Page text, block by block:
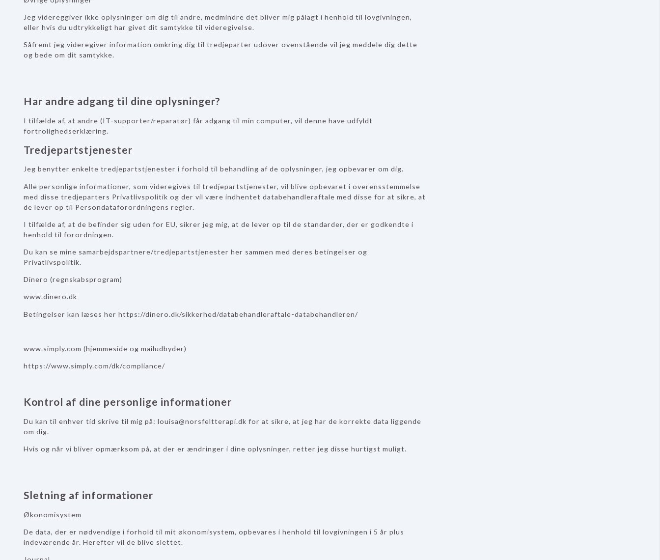
Jeg videreggiver ikke oplysninger om dig til andre, medmindre det bliver mig pålagt i henhold til lovgivningen,
eller hvis du udtrykkeligt har givet dit samtykke til videregivelse.
Såfremt jeg videregiver information omkring dig til tredjeparter udover ovenstående vil jeg meddele dig dette
og bede om dit samtykke.
Har andre adgang til dine oplysninger?
I tilfælde af, at andre (IT-supporter/reparatør) får adgang til min computer, vil denne have udfyldt
fortrolighedserklæring.
Tredjepartstjenester
Jeg benytter enkelte tredjepartstjenester i forhold til behandling af de oplysninger, jeg opbevarer om dig.
Alle personlige informationer, som videregives til tredjepartstjenester, vil blive opbevaret i overensstemmelse
med disse tredjeparters Privatlivspolitik og der vil være indhentet databehandleraftale med disse for at sikre, at
de lever op til Persondataforordningens regler.
I tilfælde af, at de befinder sig uden for EU, sikrer jeg mig, at de lever op til de standarder, der er godkendte i
henhold til forordningen.
Du kan se mine samarbejdspartnere/tredjepartstjenester her sammen med deres betingelser og
Privatlivspolitik.
Dinero (regnskabsprogram)
www.dinero.dk
Betingelser kan læses her https://dinero.dk/sikkerhed/databehandleraftale-databehandleren/
www.simply.com (hjemmeside og mailudbyder)
https://www.simply.com/dk/compliance/
Kontrol af dine personlige informationer
Du kan til enhver tid skrive til mig på: louisa@norsfeltterapi.dk for at sikre, at jeg har de korrekte data liggende
om dig.
Hvis og når vi bliver opmærksom på, at der er ændringer i dine oplysninger, retter jeg disse hurtigst muligt.
Sletning af informationer
Økonomisystem
De data, der er nødvendige i forhold til mit økonomisystem, opbevares i henhold til lovgivningen i 5 år plus
indeværende år. Herefter vil de blive slettet.